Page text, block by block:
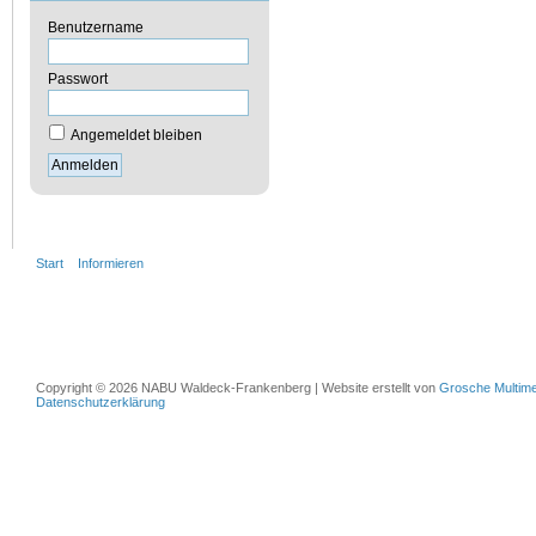
Benutzername
Passwort
Angemeldet bleiben
Copyright © 2026 NABU Waldeck-Frankenberg | Website erstellt von Grosche
Datenschutzerklärung
Start Informieren